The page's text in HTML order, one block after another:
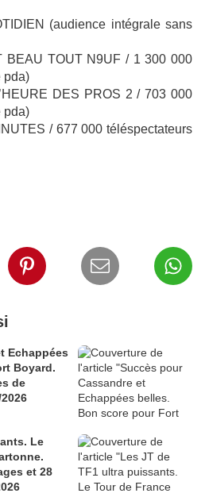
(audience intégrale sans
BEAU TOUT N9UF / 1 300 000
pda)
DES PROS 2 / 703 000
pda)
/ 677 000 téléspectateurs
Echappées
Boyard.
de
Le
et 28